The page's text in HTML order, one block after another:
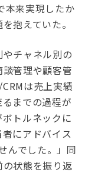
本来実現したか
抱えていた。
やチャネル別の
管理や顧客管
は売上実績
までの過程が
トルネックに
にアドバイス
んでした。」同
の状態を振り返